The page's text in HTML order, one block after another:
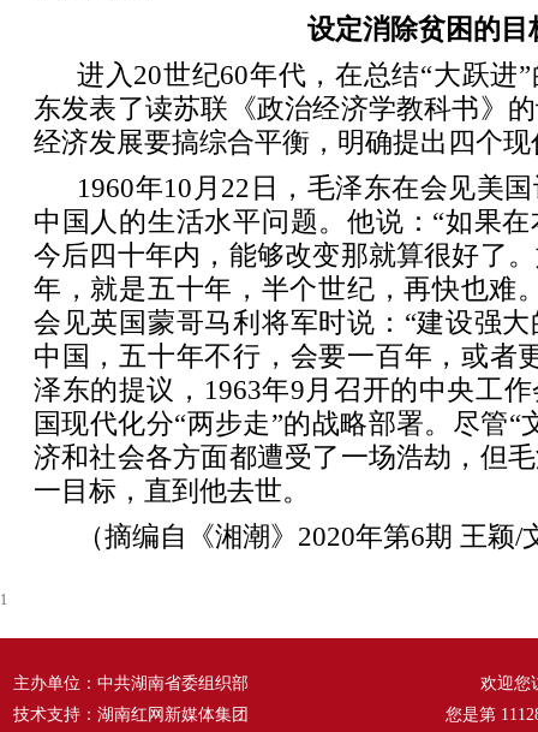
设定消除贫困的目
进入20世纪60年代，在总结“大跃进
东发表了读苏联《政治经济学教科书》
经济发展要搞综合平衡，明确提出四个
1960年10月22日，毛泽东在会见美
中国人的生活水平问题。他说：“如果
今后四十年内，能够改变那就算很好了
年，就是五十年，半个世纪，再快也难
会见英国蒙哥马利将军时说：“建设强
中国，五十年不行，会要一百年，或者
泽东的提议，1963年9月召开的中央工
国现代化分“两步走”的战略部署。尽管“
济和社会各方面都遭受了一场浩劫，但
一目标，直到他去世。
（摘编自《湘潮》2020年第6期 王颖/
1
主办单位：中共湖南省委组织部
技术支持：湖南红网新媒体集团
欢迎您
您是第